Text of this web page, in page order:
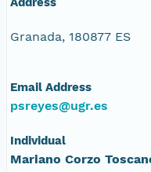
Granada, 180877 ES
Email Address
psreyes@ugr.es
Individual
Mariano Corzo